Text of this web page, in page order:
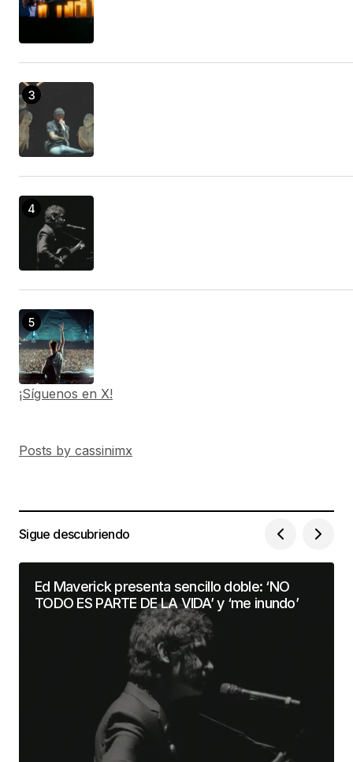
¡Síguenos en X!
Posts by cassinimx
Sigue descubriendo
Ed Maverick presenta sencillo doble: ‘NO
TODO ES PARTE DE LA VIDA’ y ‘me inundo’